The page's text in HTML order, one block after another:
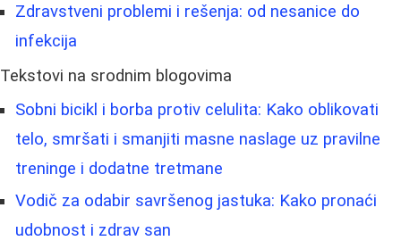
Zdravstveni problemi i rešenja: od nesanice do
infekcija
Tekstovi na srodnim blogovima
Sobni bicikl i borba protiv celulita: Kako oblikovati
telo, smršati i smanjiti masne naslage uz pravilne
treninge i dodatne tretmane
Vodič za odabir savršenog jastuka: Kako pronaći
udobnost i zdrav san